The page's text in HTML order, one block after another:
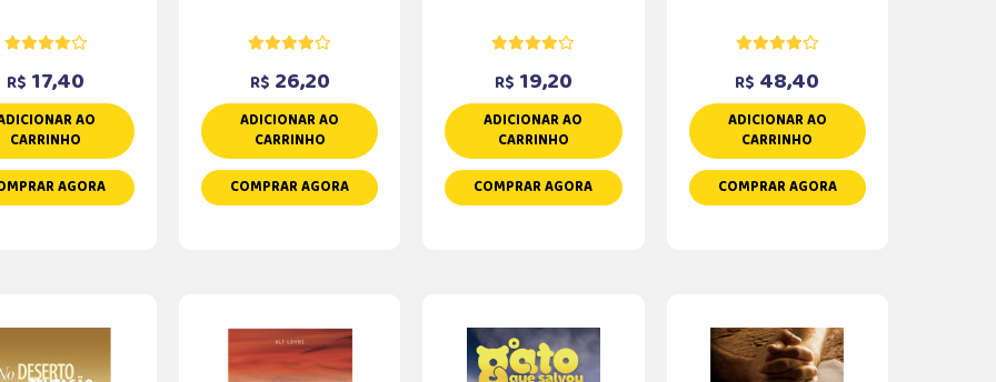
R$ 17,40
AO
CARRINHO
AGORA
R$ 26,20
ADICIONAR AO
CARRINHO
COMPRAR AGORA
R$ 19,20
ADICIONAR AO
CARRINHO
COMPRAR AGORA
R$ 48,40
ADICIONAR AO
CARRINHO
COMPRAR AGORA